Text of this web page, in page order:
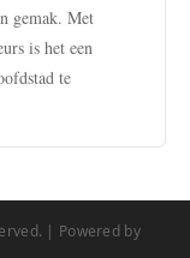
gemak. Met
is het een
te
| Powered by